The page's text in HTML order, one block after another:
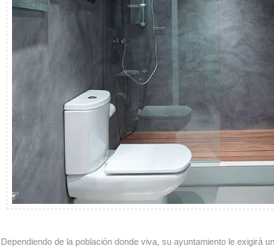
Dependiendo de la población donde viva, su ayuntamiento le exigirá